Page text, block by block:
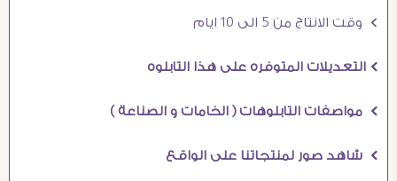
Ö وقت الانتاج من 5 الى 10 ايام
Ö التعديلات المتوفره على هذا التابلوه
Ö مواصفات التابلوهات ( الخامات و الصناعة )
Ö شاهد صور لمنتجاتنا على الواقع